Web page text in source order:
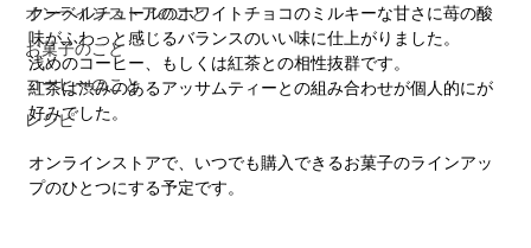
オンラインストアのこと
お菓子のこと
コーヒーのこと
レシピ
クーベルチュールのホワイトチョコのミルキーな甘さに苺の酸
味がふわっと感じるバランスのいい味に仕上がりました。
浅めのコーヒー、もしくは紅茶との相性抜群です。
紅茶は渋みのあるアッサムティーとの組み合わせが個人的にが
好みでした。
オンラインストアで、いつでも購入できるお菓子のラインアッ
プのひとつにする予定です。